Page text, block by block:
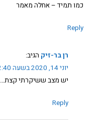
כמו תמיד – אחלה מאמר
Reply
רן בר-זיק הגיב:
יוני 14, 2020 בשעה 2:40 pm
יש מצב ששיקרתי קצת…
Reply